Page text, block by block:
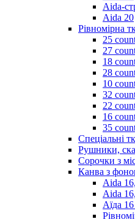
Aida-
Aida 20
Рівномірна
25
27
18
28
10
32
22
16
35
Спеціальні
Рушники,
Сорочки з
Канва з
Aida
Aida
Аїда